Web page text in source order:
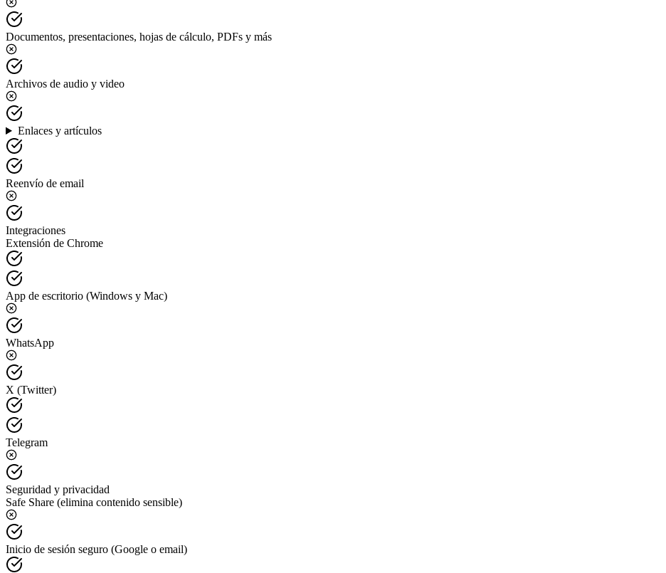
Documentos, presentaciones, hojas de cálculo, PDFs y más
Archivos de audio y video
Enlaces y artículos
Reenvío de email
Integraciones
Extensión de Chrome
App de escritorio (Windows y Mac)
WhatsApp
X (Twitter)
Telegram
Seguridad y privacidad
Safe Share (elimina contenido sensible)
Inicio de sesión seguro (Google o email)